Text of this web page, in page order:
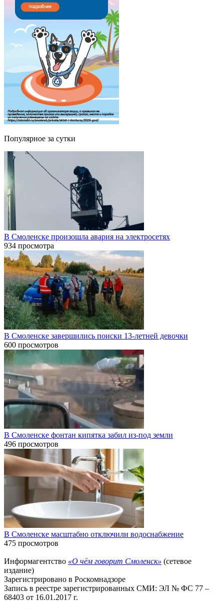
Популярное за сутки
В Смоленске произошла авария на электросетях
934 просмотра
В Смоленске завершились поиски 13-летней девочки
600 просмотров
В Смоленске фонтан кипятка забил из-под земли
496 просмотров
В Смоленске масштабно отключили водоснабжение
475 просмотров
Информагентство «О чём говорит Смоленск» (сетевое
издание)
Зарегистрировано в Роскомнадзоре
Запись в реестре зарегистрированных СМИ: ЭЛ № ФС 77 –
68403 от 16.01.2017 г.